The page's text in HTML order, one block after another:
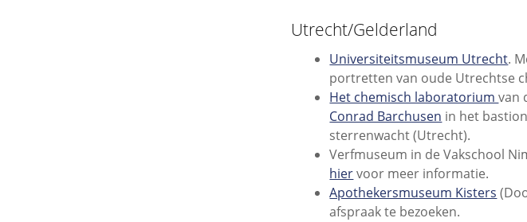
Utrecht/Gelderland
Universiteitsmuseum Utrecht.
portretten van oude Utrechtse
Het chemisch laboratoriumvan
Conrad Barchusen in het
sterrenwacht (Utrecht).
Verfmuseum in de Vakschool
hiervoor meer informatie.
Apothekersmuseum Kisters
afspraak te bezoeken.